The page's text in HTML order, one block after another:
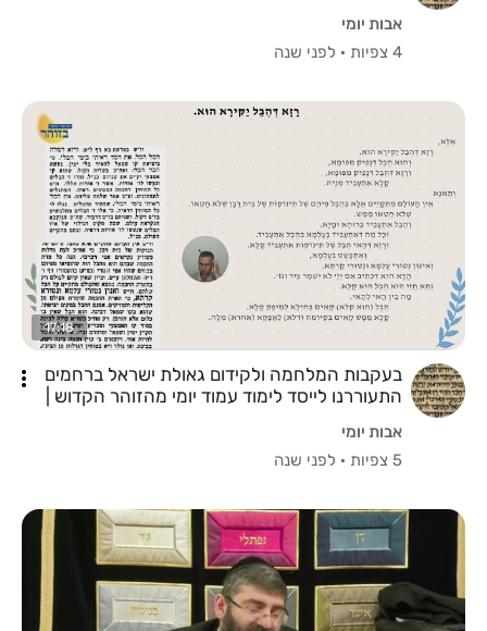
אבות יומי
4 צפיות
· לפני שנה
17:18
בעקבות המלחמה ולקידום גאולת ישראל ברחמים
התעוררנו לייסד לימוד עמוד יומי מהזוהר הקדוש |
אבות יומי
5 צפיות
· לפני שנה